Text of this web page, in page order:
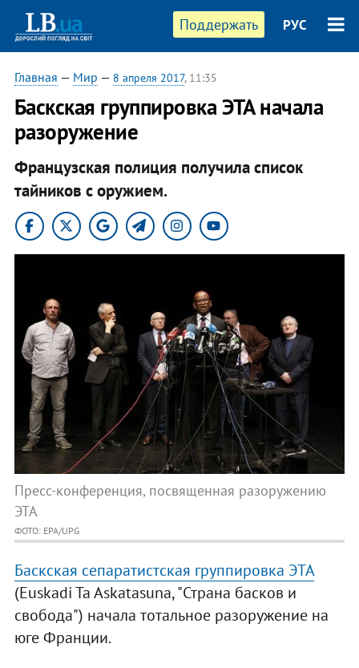
Поддержать РУС
Главная — Мир — 8 апреля 2017, 11:35
Баскская группировка ЭТА начала
разоружение
Французская полиция получила список
тайников с оружием.
Пресс-конференция, посвященная разоружению
ЭТА
ФОТО: EPA/UPG
Баскская сепаратистская группировка ЭТА
(Euskadi Ta Askatasuna, "Страна басков и
свобода") начала тотальное разоружение на
юге Франции.